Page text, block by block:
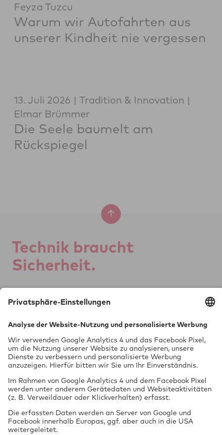
Feyza Tuzcu
Warum wir Autofahrten aus
unserer Kindheit nie vergessen
13. Juli 2026
Tradition & Innovation
Elmar Brümmer
Die Seele baumelt am
Rückspiegel
Tech­nik braucht
Si­cher­heit.
Tech­ni­sche Über­wa­chung mbH
Vor dem Lauch 25
FON 0711 97676-0
WEB www.gtue.de
Datenschutz
Impressum